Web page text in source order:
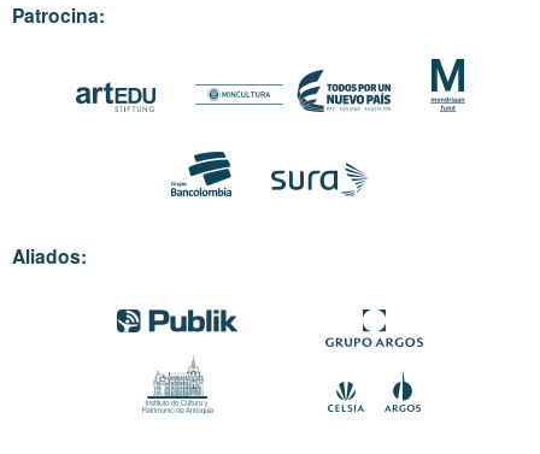
Patrocina:
Aliados: